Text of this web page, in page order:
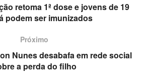
retoma 1ª dose e jovens de 19
podem ser imunizados
Próximo
Nunes desabafa em rede social
a perda do filho